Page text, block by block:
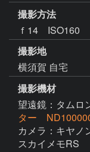
撮影方法
ｆ14 ISO160
撮影地
横須賀 自宅
撮影機材
望遠鏡：タムロ
ター
カメラ：キヤノ
スカイメモRS